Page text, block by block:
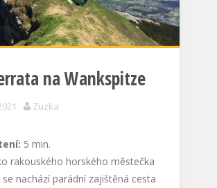
na Wankspitze
Zuzka
5 min.
rakouského horského městečka
se nachází parádní zajištěná cesta